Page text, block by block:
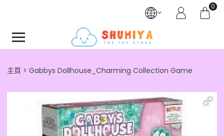
0
主頁 Gabbys Dollhouse_Charming Collection Game